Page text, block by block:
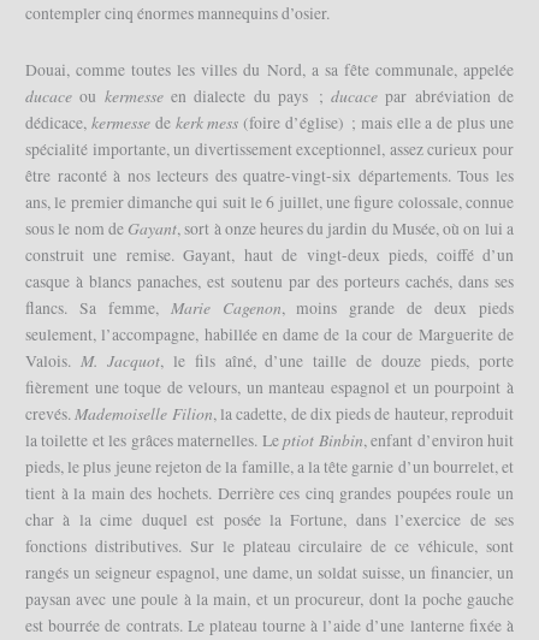
contempler cinq énormes mannequins d’osier.
Douai, comme toutes les villes du Nord, a sa fête communale, appelée
ducace ou kermesseen dialecte du pays ; ducacepar abréviation de
dédicace, kermessede kerk mess (foire d’église) ; mais elle a de plus une
spécialité importante, un divertissement exceptionnel, assez curieux pour
être raconté à nos lecteurs des quatre-vingt-six départements. Tous les
ans, le premier dimanche qui suit le 6 juillet, une figure colossale, connue
sous le nom de Gayant, sort à onze heures du jardin du Musée, où on lui a
construit une remise. Gayant, haut de vingt-deux pieds, coiffé d’un
casque à blancs panaches, est soutenu par des porteurs cachés, dans ses
flancs. Sa femme, Marie Cagenon, moins grande de deux pieds
seulement, l’accompagne, habillée en dame de la cour de Marguerite de
Valois. M. Jacquot, le fils aîné, d’une taille de douze pieds, porte
fièrement une toque de velours, un manteau espagnol et un pourpoint à
crevés.Mademoiselle Filion, la cadette, de dix pieds de hauteur, reproduit
la toilette et les grâces maternelles. Leptiot Binbin, enfant d’environ huit
pieds, le plus jeune rejeton de la famille, a la tête garnie d’un bourrelet, et
tient à la main des hochets. Derrière ces cinq grandes poupées roule un
char à la cime duquel est posée la Fortune, dans l’exercice de ses
fonctions distributives. Sur le plateau circulaire de ce véhicule, sont
rangés un seigneur espagnol, une dame, un soldat suisse, un financier, un
paysan avec une poule à la main, et un procureur, dont la poche gauche
est bourrée de contrats. Le plateau tourne à l’aide d’une lanterne fixée à